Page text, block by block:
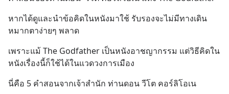
หากได้ดูและนำข้อคิดในหนังมาใช้ รับรองจะไม่มีทางเดิน
หมากตาง่ายๆ พลาด
เพราะแม้ The Godfather เป็นหนังอาชญากรรม แต่วิธีคิดใน
หนังเรื่องนี้ก็ใช้ได้ในแวดวงการเมือง
นี่คือ 5 คำสอนจากเจ้าสำนัก ท่านดอน วีโต คอร์ลิโอเน